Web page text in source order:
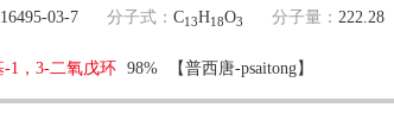
16495-03-7 分子式： C13H18O3 分子量： 222.28
1，3-二氧戊环 98% 【普西唐-psaitong】